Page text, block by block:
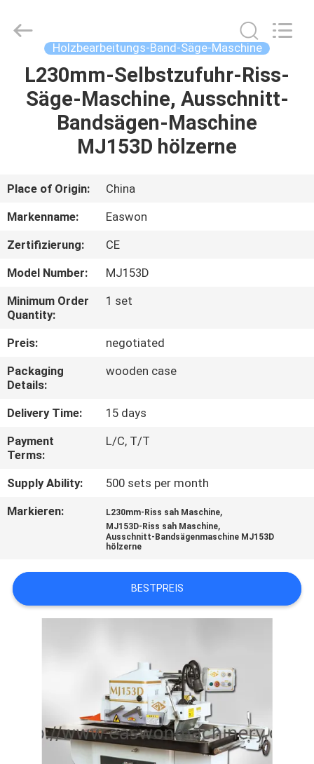
HAUS
PRODUKTE
UNS
AUSFLUG
QUALITÄTSKONTROLLE
TRETEN
SIE
MIT
UNS
IN
VERBINDUNG
NACHRICHTEN
SIE EIN
ZITAT
Export
Reserved.
Holzbearbeitungs-Band-Säge-Maschine
L230mm-Selbstzufuhr-Riss-
Säge-Maschine, Ausschnitt-
Bandsägen-Maschine
MJ153D hölzerne
Place of Origin:
China
Markenname:
Easwon
Zertifizierung:
CE
Model Number:
MJ153D
Minimum Order
Quantity:
1 set
Preis:
negotiated
Packaging
Details:
wooden case
Delivery Time:
15 days
Payment
Terms:
L/C, T/T
Supply Ability:
500 sets per month
Markieren:
L230mm-Riss sah Maschine,
MJ153D-Riss sah Maschine,
Ausschnitt-Bandsägenmaschine MJ153D
hölzerne
BESTPREIS